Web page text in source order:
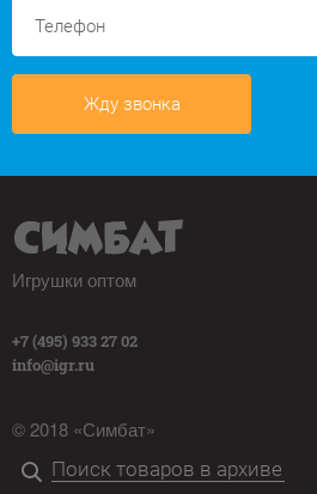
Жду звонка
Игрушки оптом
+7 (495) 933 27 02
info@igr.ru
© 2018 «Симбат»